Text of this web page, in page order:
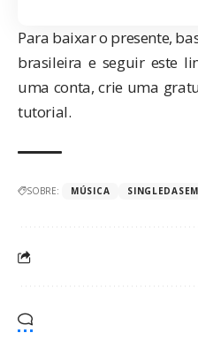
Para baixar o presente,
brasileira e seguir este
uma conta, crie uma
tutorial.
SOBRE: MÚSICA